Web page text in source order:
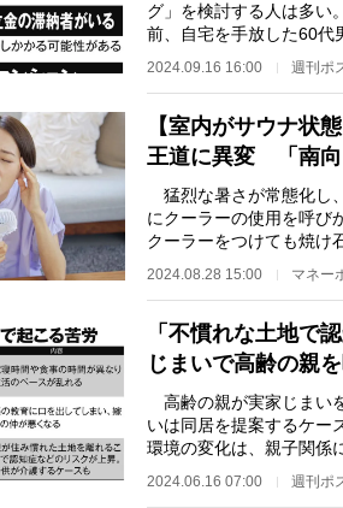
グ」を検討する人は多い
前、自宅を手放した60代
戸建てを売って駅…
2024.09.16 16:00 週刊ポ
【室内がサウナ状
王道に異変 「南
猛烈な暑さが常態化し
にクーラーの使用を呼び
クーラーをつけても焼け
2024.08.28 15:00 マネー
「不慣れな土地で
じまいで高齢の親
高齢の親が実家じまい
いは同居を提案するケー
環境の変化は、親子関係
70代の父親を神奈川…
2024.06.16 07:00 週刊ポ